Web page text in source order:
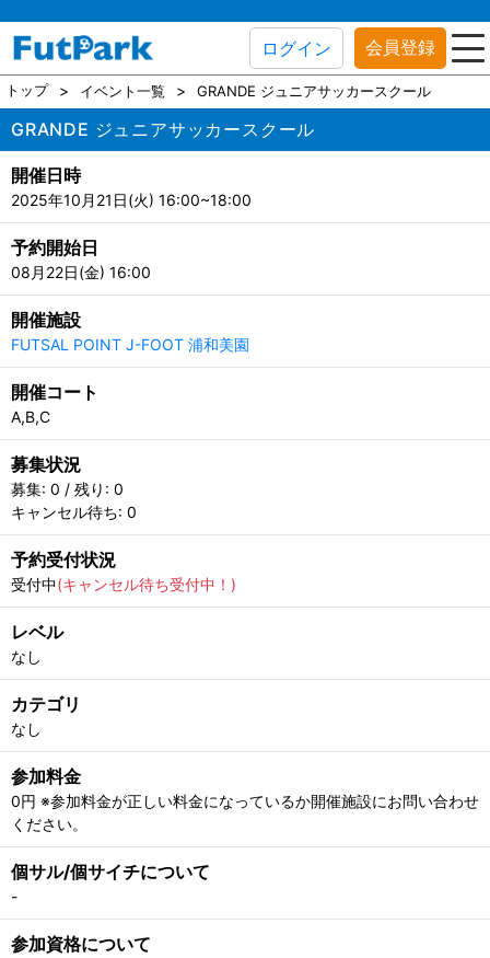
ログイン 会員登録
トップ イベント一覧 GRANDE ジュニアサッカースクール
GRANDE ジュニアサッカースクール
開催日時
2025年10月21日(火) 16:00~18:00
予約開始日
08月22日(金) 16:00
開催施設
FUTSAL POINT J-FOOT 浦和美園
開催コート
A,B,C
募集状況
募集: 0 / 残り: 0
キャンセル待ち: 0
予約受付状況
受付中(キャンセル待ち受付中！)
レベル
なし
カテゴリ
なし
参加料金
0円 ※参加料金が正しい料金になっているか開催施設にお問い合わせ
ください。
個サル/個サイチについて
-
参加資格について